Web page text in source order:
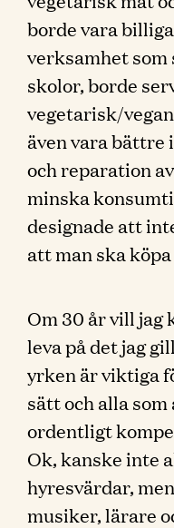
borde vara
verksamhet som
skolor, borde
vegetarisk/
även vara
och reparation
minska
designade att
att man ska
Om 30 år vill jag
leva på det jag
yrken är viktiga
sätt och alla
ordentligt
Ok, kanske inte
hyresvärdar,
musiker, lärare